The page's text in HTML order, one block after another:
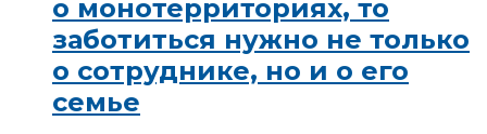
о монотерриториях, то
заботиться нужно не только
о сотруднике, но и о его
семье